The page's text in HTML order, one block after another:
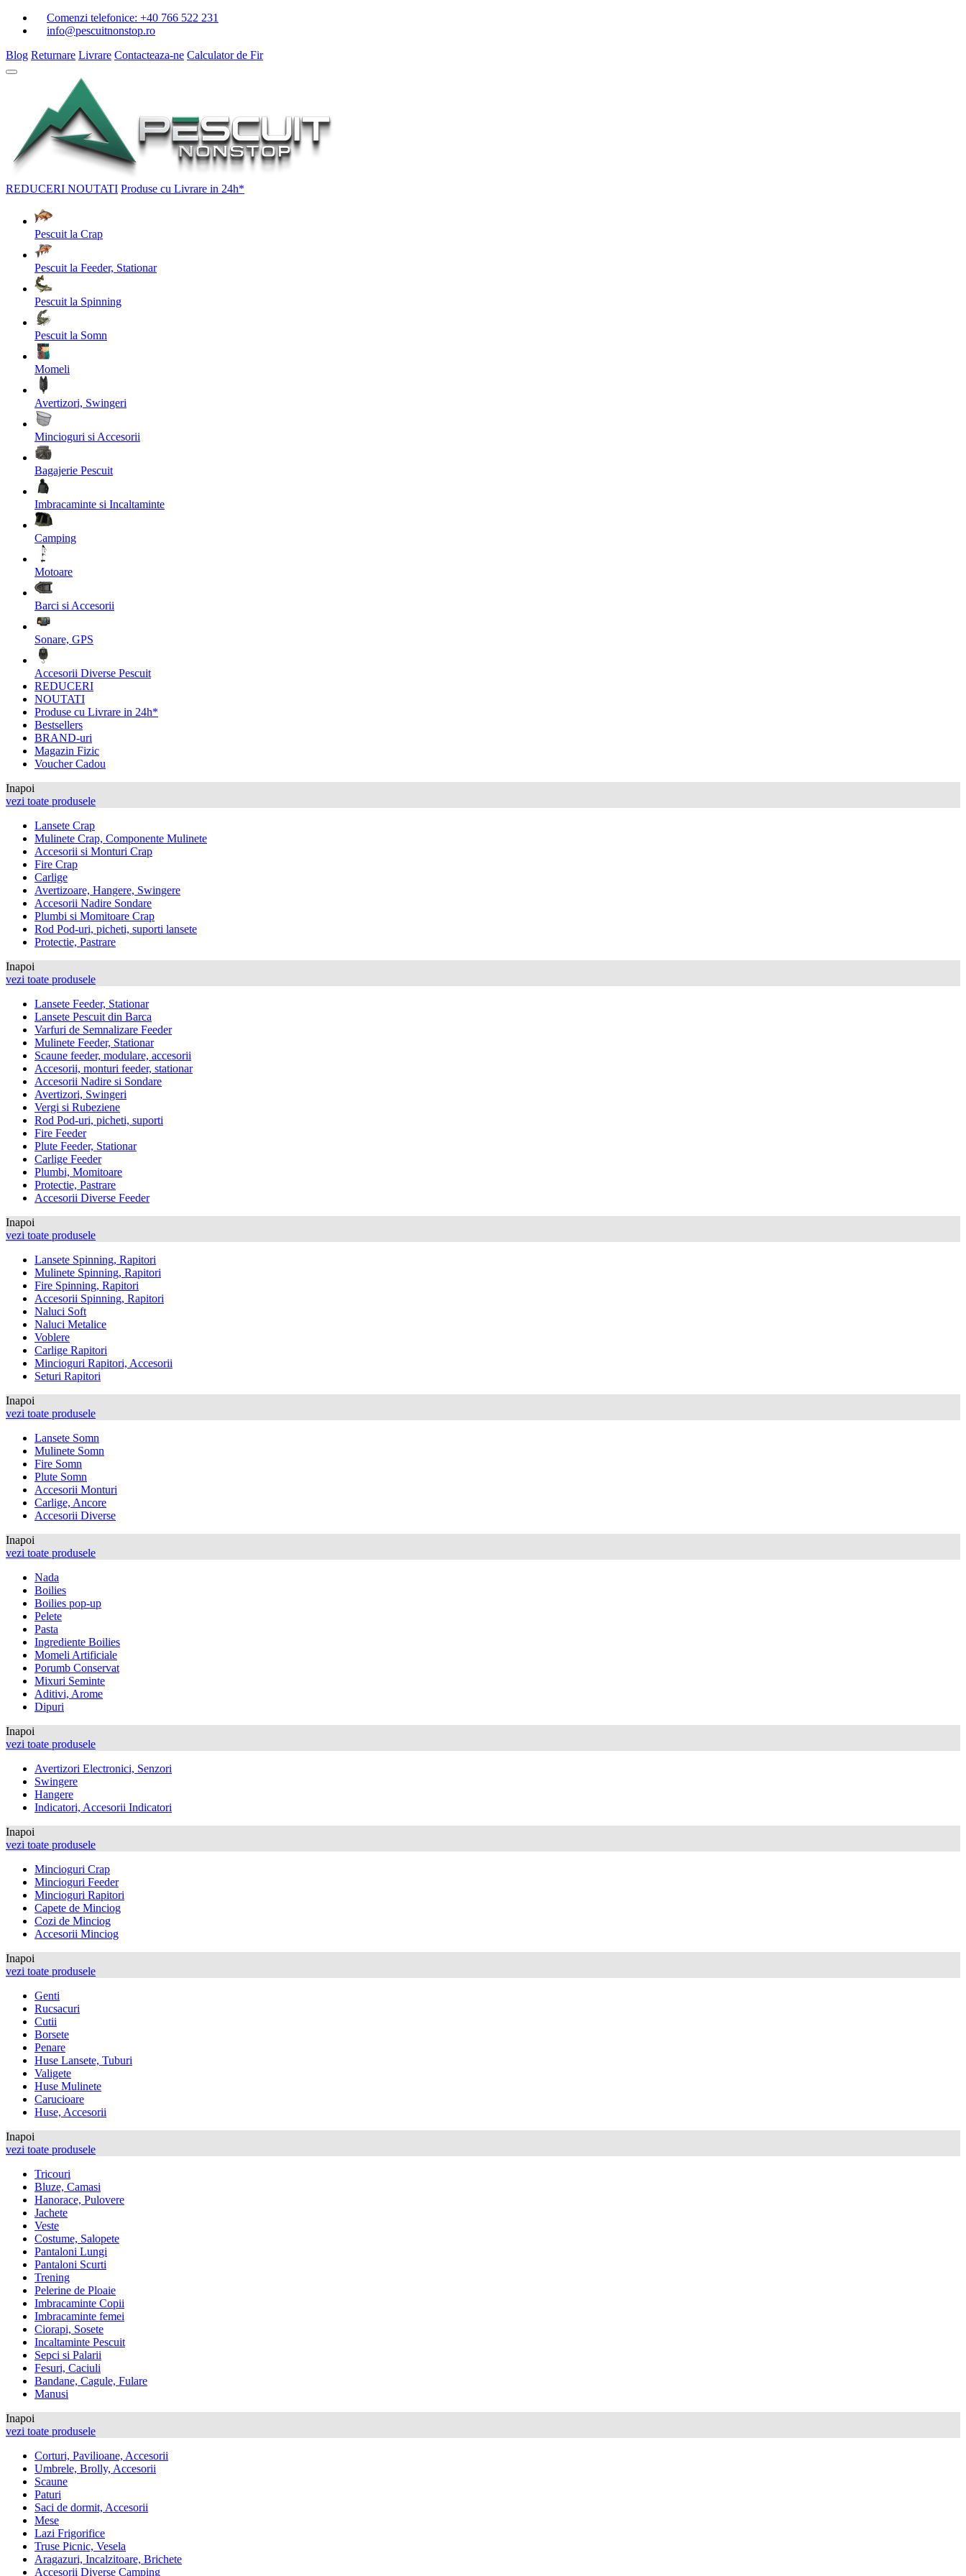
Comenzi telefonice: +40 766 522 231
info@pescuitnonstop.ro
Blog Returnare Livrare Contacteaza-ne Calculator de Fir
REDUCERI NOUTATI Produse cu Livrare in 24h*
Pescuit la Crap
Pescuit la Feeder, Stationar
Pescuit la Spinning
Pescuit la Somn
Momeli
Avertizori, Swingeri
Mincioguri si Accesorii
Bagajerie Pescuit
Imbracaminte si Incaltaminte
Camping
Motoare
Barci si Accesorii
Sonare, GPS
Accesorii Diverse Pescuit
REDUCERI
NOUTATI
Produse cu Livrare in 24h*
Bestsellers
BRAND-uri
Magazin Fizic
Voucher Cadou
Inapoi
vezi toate produsele
Lansete Crap
Mulinete Crap, Componente Mulinete
Accesorii si Monturi Crap
Fire Crap
Carlige
Avertizoare, Hangere, Swingere
Accesorii Nadire Sondare
Plumbi si Momitoare Crap
Rod Pod-uri, picheti, suporti lansete
Protectie, Pastrare
Inapoi
vezi toate produsele
Lansete Feeder, Stationar
Lansete Pescuit din Barca
Varfuri de Semnalizare Feeder
Mulinete Feeder, Stationar
Scaune feeder, modulare, accesorii
Accesorii, monturi feeder, stationar
Accesorii Nadire si Sondare
Avertizori, Swingeri
Vergi si Rubeziene
Rod Pod-uri, picheti, suporti
Fire Feeder
Plute Feeder, Stationar
Carlige Feeder
Plumbi, Momitoare
Protectie, Pastrare
Accesorii Diverse Feeder
Inapoi
vezi toate produsele
Lansete Spinning, Rapitori
Mulinete Spinning, Rapitori
Fire Spinning, Rapitori
Accesorii Spinning, Rapitori
Naluci Soft
Naluci Metalice
Voblere
Carlige Rapitori
Mincioguri Rapitori, Accesorii
Seturi Rapitori
Inapoi
vezi toate produsele
Lansete Somn
Mulinete Somn
Fire Somn
Plute Somn
Accesorii Monturi
Carlige, Ancore
Accesorii Diverse
Inapoi
vezi toate produsele
Nada
Boilies
Boilies pop-up
Pelete
Pasta
Ingrediente Boilies
Momeli Artificiale
Porumb Conservat
Mixuri Seminte
Aditivi, Arome
Dipuri
Inapoi
vezi toate produsele
Avertizori Electronici, Senzori
Swingere
Hangere
Indicatori, Accesorii Indicatori
Inapoi
vezi toate produsele
Mincioguri Crap
Mincioguri Feeder
Mincioguri Rapitori
Capete de Minciog
Cozi de Minciog
Accesorii Minciog
Inapoi
vezi toate produsele
Genti
Rucsacuri
Cutii
Borsete
Penare
Huse Lansete, Tuburi
Valigete
Huse Mulinete
Carucioare
Huse, Accesorii
Inapoi
vezi toate produsele
Tricouri
Bluze, Camasi
Hanorace, Pulovere
Jachete
Veste
Costume, Salopete
Pantaloni Lungi
Pantaloni Scurti
Trening
Pelerine de Ploaie
Imbracaminte Copii
Imbracaminte femei
Ciorapi, Sosete
Incaltaminte Pescuit
Sepci si Palarii
Fesuri, Caciuli
Bandane, Cagule, Fulare
Manusi
Inapoi
vezi toate produsele
Corturi, Pavilioane, Accesorii
Umbrele, Brolly, Accesorii
Scaune
Paturi
Saci de dormit, Accesorii
Mese
Lazi Frigorifice
Truse Picnic, Vesela
Aragazuri, Incalzitoare, Brichete
Accesorii Diverse Camping